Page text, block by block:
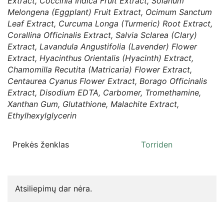
Melongena (Eggplant) Fruit Extract, Ocimum Sanctum
Leaf Extract, Curcuma Longa (Turmeric) Root Extract,
Corallina Officinalis Extract, Salvia Sclarea (Clary)
Extract, Lavandula Angustifolia (Lavender) Flower
Extract, Hyacinthus Orientalis (Hyacinth) Extract,
Chamomilla Recutita (Matricaria) Flower Extract,
Centaurea Cyanus Flower Extract, Borago Officinalis
Extract, Disodium EDTA, Carbomer, Tromethamine,
Xanthan Gum, Glutathione, Malachite Extract,
Ethylhexylglycerin
Prekės ženklas Torriden
Atsiliepimų dar nėra.